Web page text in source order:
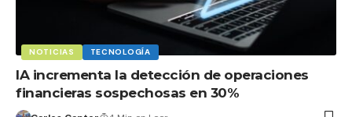
NOTICIAS TECNOLOGÍA
IA incrementa la detección de operaciones
financieras sospechosas en 30%